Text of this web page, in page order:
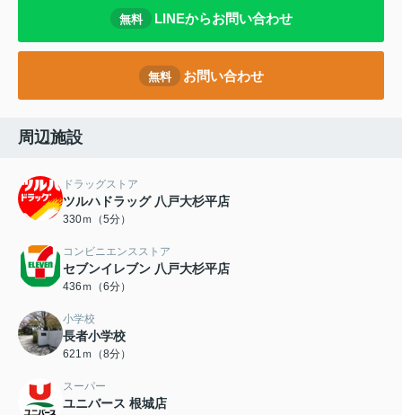
無料 LINEからお問い合わせ
無料 お問い合わせ
周辺施設
ドラッグストア
ツルハドラッグ 八戸大杉平店
330ｍ（5分）
コンビニエンスストア
セブンイレブン 八戸大杉平店
436ｍ（6分）
小学校
長者小学校
621ｍ（8分）
スーパー
ユニバース 根城店